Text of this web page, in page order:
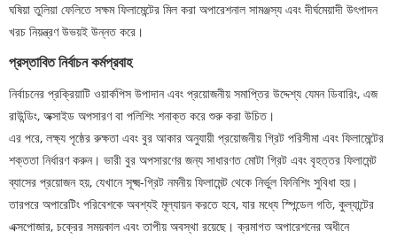
ঘষিয়া তুলিয়া ফেলিতে সক্ষম ফিলামেন্টের মিল করা অপারেশনাল সামঞ্জস্য এবং দীর্ঘমেয়াদী উৎপাদন
খরচ নিয়ন্ত্রণ উভয়ই উন্নত করে।
প্রস্তাবিত নির্বাচন কর্মপ্রবাহ
নির্বাচনের প্রক্রিয়াটি ওয়ার্কপিস উপাদান এবং প্রয়োজনীয় সমাপ্তির উদ্দেশ্য যেমন ডিবারিং, এজ
রাউন্ডিং, অক্সাইড অপসারণ বা পলিশিং শনাক্ত করে শুরু করা উচিত।
এর পরে, লক্ষ্য পৃষ্ঠের রুক্ষতা এবং বুর আকার অনুযায়ী প্রয়োজনীয় গ্রিট পরিসীমা এবং ফিলামেন্টের
শক্ততা নির্ধারণ করুন। ভারী বুর অপসারণের জন্য সাধারণত মোটা গ্রিট এবং বৃহত্তর ফিলামেন্ট
ব্যাসের প্রয়োজন হয়, যেখানে সূক্ষ্ম-গ্রিট নমনীয় ফিলামেন্ট থেকে নির্ভুল ফিনিশিং সুবিধা হয়।
তারপরে অপারেটিং পরিবেশকে অবশ্যই মূল্যায়ন করতে হবে, যার মধ্যে স্পিন্ডেল গতি, কুল্যান্টের
এক্সপোজার, চক্রের সময়কাল এবং তাপীয় অবস্থা রয়েছে। ক্রমাগত অপারেশনের অধীনে